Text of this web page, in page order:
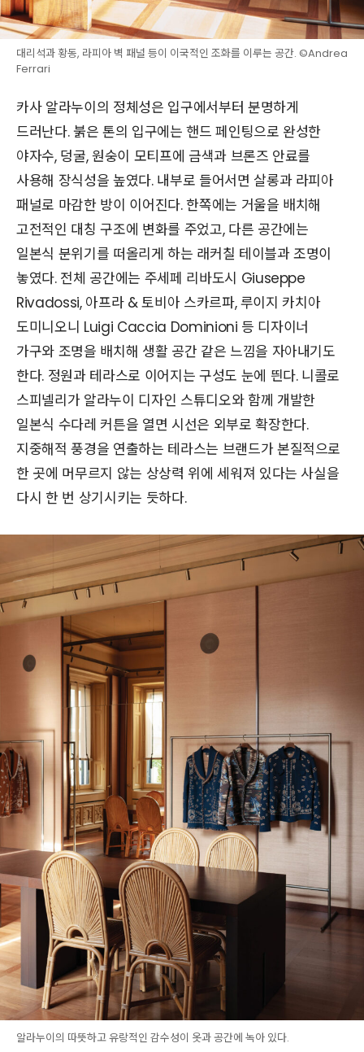
대리석과 황동, 라피아 벽 패널 등이 이국적인 조화를 이루는 공간. ©Andrea
Ferrari
카사 알라누이의 정체성은 입구에서부터 분명하게
드러난다. 붉은 톤의 입구에는 핸드 페인팅으로 완성한
야자수, 덩굴, 원숭이 모티프에 금색과 브론즈 안료를
사용해 장식성을 높였다. 내부로 들어서면 살롱과 라피아
패널로 마감한 방이 이어진다. 한쪽에는 거울을 배치해
고전적인 대칭 구조에 변화를 주었고, 다른 공간에는
일본식 분위기를 떠올리게 하는 래커칠 테이블과 조명이
놓였다. 전체 공간에는 주세페 리바도시 Giuseppe
Rivadossi, 아프라 & 토비아 스카르파, 루이지 카치아
도미니오니 Luigi Caccia Dominioni 등 디자이너
가구와 조명을 배치해 생활 공간 같은 느낌을 자아내기도
한다. 정원과 테라스로 이어지는 구성도 눈에 띈다. 니콜로
스피넬리가 알라누이 디자인 스튜디오와 함께 개발한
일본식 수다레 커튼을 열면 시선은 외부로 확장한다.
지중해적 풍경을 연출하는 테라스는 브랜드가 본질적으로
한 곳에 머무르지 않는 상상력 위에 세워져 있다는 사실을
다시 한 번 상기시키는 듯하다.
알라누이의 따뜻하고 유랑적인 감수성이 옷과 공간에 녹아 있다.